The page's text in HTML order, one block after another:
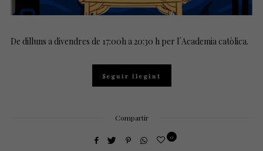
De dilluns a divendres de 17:00h a 20:30 h per l´Academia catòlica.
Seguir llegint
Compartir
0